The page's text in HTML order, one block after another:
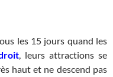
les 15 jours quand les
, leurs attractions se
haut et ne descend pas